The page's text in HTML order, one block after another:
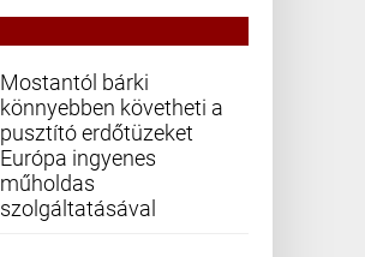
Mostantól bárki
könnyebben követheti a
pusztító erdőtüzeket
Európa ingyenes
műholdas
szolgáltatásával